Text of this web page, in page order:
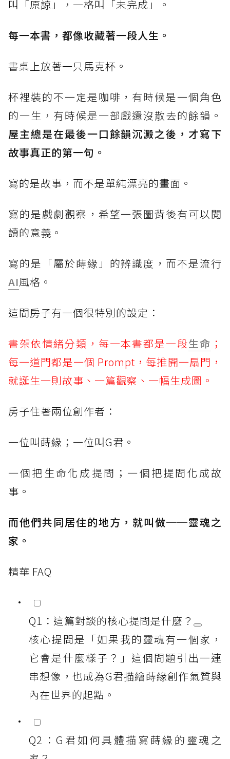
叫「原諒」，一格叫「未完成」。
每一本書，都像收藏著一段人生。
書桌上放著一只馬克杯。
杯裡裝的不一定是咖啡，有時候是一個角色
的一生，有時候是一部戲還沒散去的餘韻。
屋主總是在最後一口餘韻沉澱之後，才寫下
故事真正的第一句。
寫的是故事，而不是單純漂亮的畫面。
寫的是戲劇觀察，希望一張圖背後有可以閱
讀的意義。
寫的是「屬於蒔緣」的辨識度，而不是流行
AI風格。
這間房子有一個很特別的設定：
書架依情緒分類，每一本書都是一段生命 ；
每一道門都是一個 Prompt，每推開一扇門，
就誕生一則故事、一篇觀察、一幅生成圖。
房子住著兩位創作者：
一位叫蒔緣；一位叫G君。
一個把生命化成提問；一個把提問化成故
事。
而他們共同居住的地方，就叫做──靈魂之
家。
精華 FAQ
Q1：這篇對談的核心提問是什麼？
核心提問是「如果我的靈魂有一個家，
它會是什麼樣子？」這個問題引出一連
串想像，也成為G君描繪蒔緣創作氣質與
內在世界的起點。
Q2：G君如何具體描寫蒔緣的靈魂之